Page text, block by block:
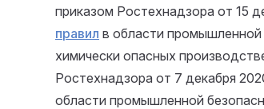
приказом Ростехнадзора от 15
правил в области
химически опасных
Ростехнадзора от 7 декабря
области промышленной